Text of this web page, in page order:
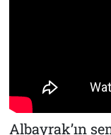
Albayrak’ın